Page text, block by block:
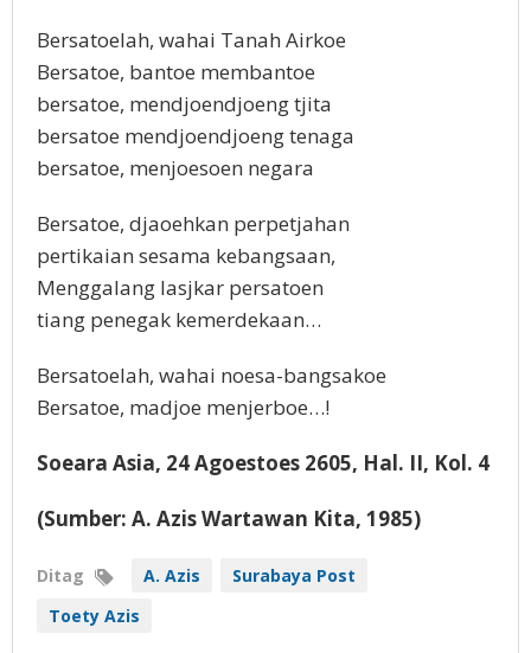
Bersatoelah, wahai Tanah Airkoe
Bersatoe, bantoe membantoe
bersatoe, mendjoendjoeng tjita
bersatoe mendjoendjoeng tenaga
bersatoe, menjoesoen negara
Bersatoe, djaoehkan perpetjahan
pertikaian sesama kebangsaan,
Menggalang lasjkar persatoen
tiang penegak kemerdekaan…
Bersatoelah, wahai noesa-bangsakoe
Bersatoe, madjoe menjerboe…!
Soeara Asia, 24 Agoestoes 2605, Hal. II, Kol. 4
(Sumber: A. Azis Wartawan Kita, 1985)
Ditag A. Azis
Surabaya Post
Toety Azis